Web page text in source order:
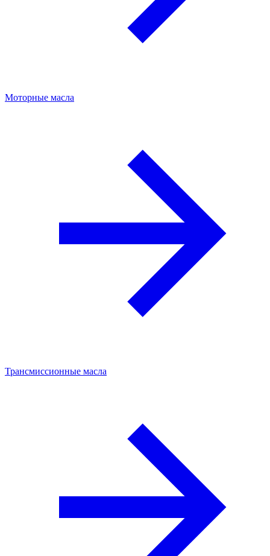
Моторные масла
Трансмиссионные масла